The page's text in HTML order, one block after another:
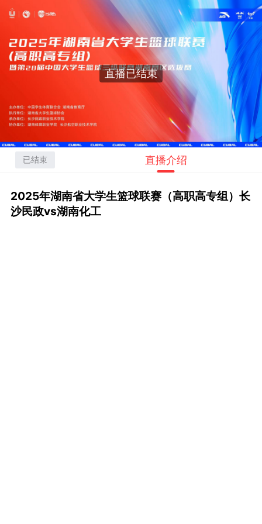
直播已结束
已结束 直播介绍
2025年湖南省大学生篮球联赛（高职高专组）长
沙民政vs湖南化工